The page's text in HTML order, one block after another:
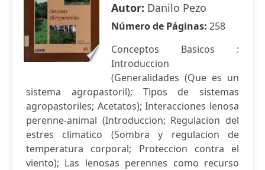
Autor: Danilo Pezo
Número de Páginas: 258
Conceptos Basicos :
Introduccion
(Generalidades (Que es un
sistema agropastoril); Tipos de sistemas
agropastoriles; Acetatos); Interacciones lenosa
perenne-animal (Introduccion; Regulacion del
estres climatico (Sombra y regulacion de
temperatura corporal; Proteccion contra el
viento); Las lenosas perennes como recurso